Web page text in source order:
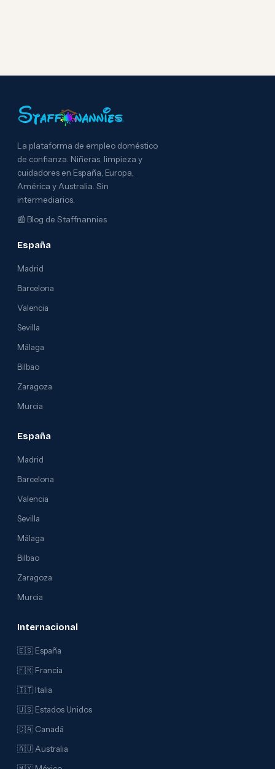
La plataforma de empleo doméstico
de confianza. Niñeras, limpieza y
cuidadores en España, Europa,
América y Australia. Sin
intermediarios.
📰 Blog de Staffnannies
España
Madrid
Barcelona
Valencia
Sevilla
Málaga
Bilbao
Zaragoza
Murcia
España
Madrid
Barcelona
Valencia
Sevilla
Málaga
Bilbao
Zaragoza
Murcia
Internacional
🇪🇸 España
🇫🇷 Francia
🇮🇹 Italia
🇺🇸 Estados Unidos
🇨🇦 Canadá
🇦🇺 Australia